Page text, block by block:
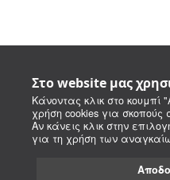
Στο website μας
Κάνοντας κλικ στο κουμπί
χρήση cookies για σκοπούς
Αν κάνεις κλικ στην
για τη χρήση των